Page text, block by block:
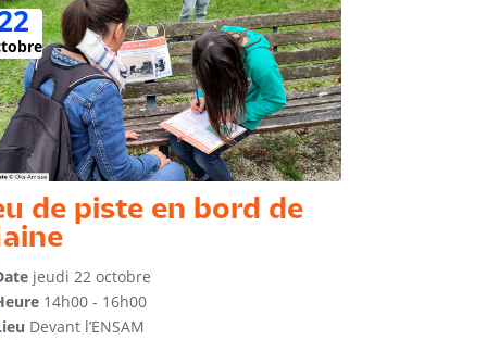
de piste en bord de
jeudi 22 octobre
14h00 - 16h00
Devant l’ENSAM